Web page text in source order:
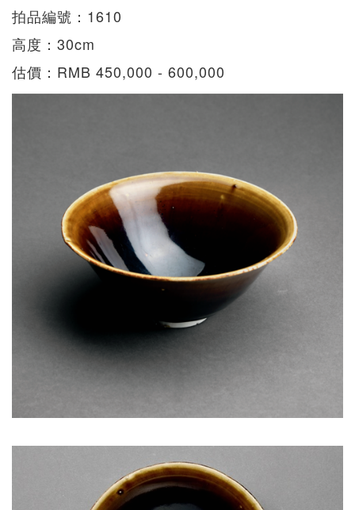
拍品編號：1610
高度：30cm
估價：RMB 450,000 - 600,000